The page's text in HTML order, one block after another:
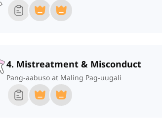
4. Mistreatment & Misconduct
Pang-aabuso at Maling Pag-uugali